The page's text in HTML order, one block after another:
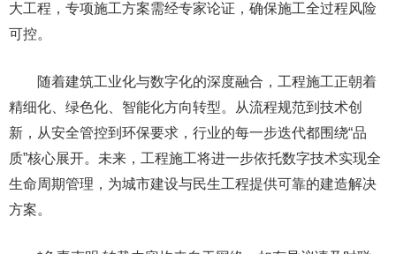
大工程，专项施工方案需经专家论证，确保施工全过程风险
可控。
随着建筑工业化与数字化的深度融合，工程施工正朝着
精细化、绿色化、智能化方向转型。从流程规范到技术创
新，从安全管控到环保要求，行业的每一步迭代都围绕“品
质”核心展开。未来，工程施工将进一步依托数字技术实现全
生命周期管理，为城市建设与民生工程提供可靠的建造解决
方案。